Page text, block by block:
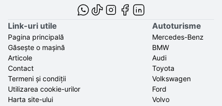
Link-uri utile
Pagina principală
Găsește o mașină
Articole
Contact
Termeni și condiții
Utilizarea cookie-urilor
Harta site-ului
Autoturisme
Mercedes-Benz
BMW
Audi
Toyota
Volkswagen
Ford
Volvo